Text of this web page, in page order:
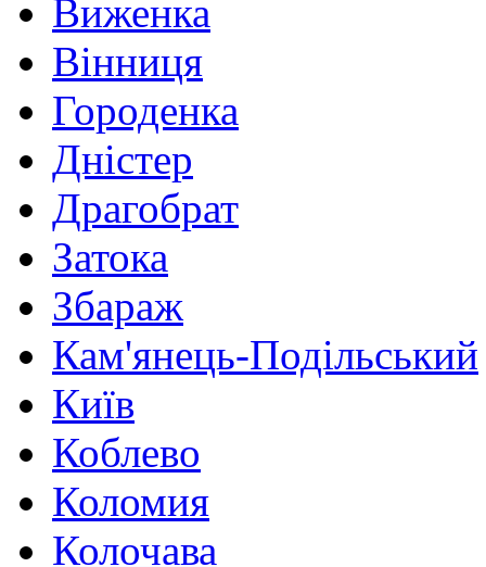
Виженка
Вінниця
Городенка
Дністер
Драгобрат
Затока
Збараж
Кам'янець-Подільський
Київ
Коблево
Коломия
Колочава